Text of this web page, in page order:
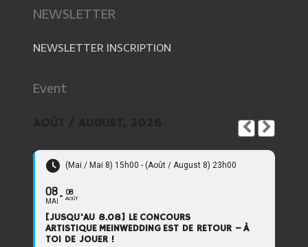
NEWSLETTER
NEWSLETTER INSCRIPTION
Event
(Mai / Mai 8) 15h00 - (Août / August 8) 23h00
08
MAI
08
AOÛT
[JUSQU'AU 8.08] LE CONCOURS
ARTISTIQUE MEINWEDDING EST DE RETOUR – À
TOI DE JOUER !